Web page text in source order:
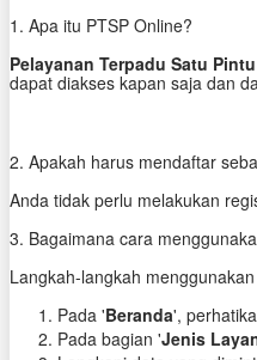
1. Apa itu PTSP Online?
Pelayanan Terpadu Satu
dapat diakses kapan saja dan
2. Apakah harus mendaftar
Anda tidak perlu melakukan
3. Bagaimana cara
Langkah-langkah
Pada 'Beranda',
Pada bagian 'Jenis